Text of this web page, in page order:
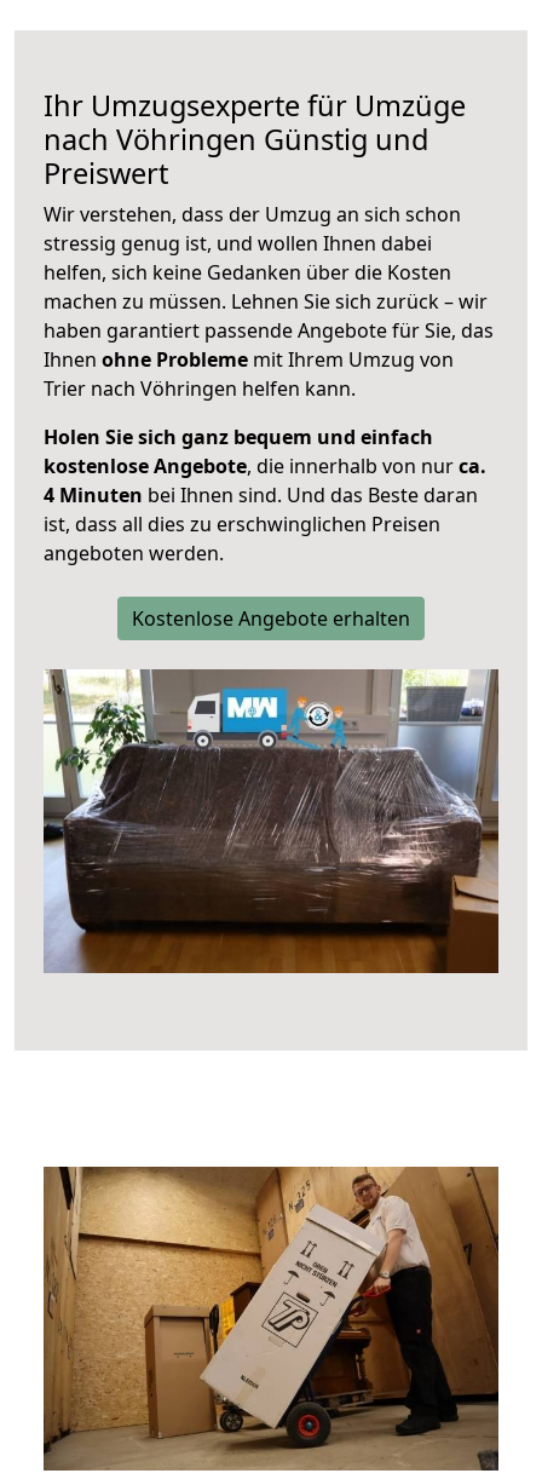
Ihr Umzugsexperte für Umzüge
nach Vöhringen Günstig und
Preiswert
Wir verstehen, dass der Umzug an sich schon
stressig genug ist, und wollen Ihnen dabei
helfen, sich keine Gedanken über die Kosten
machen zu müssen. Lehnen Sie sich zurück – wir
haben garantiert passende Angebote für Sie, das
Ihnen ohne Probleme mit Ihrem Umzug von
Trier nach Vöhringen helfen kann.
Holen Sie sich ganz bequem und einfach
kostenlose Angebote, die innerhalb von nurca.
4 Minuten bei Ihnen sind. Und das Beste daran
ist, dass all dies zu erschwinglichen Preisen
angeboten werden.
Kostenlose Angebote erhalten